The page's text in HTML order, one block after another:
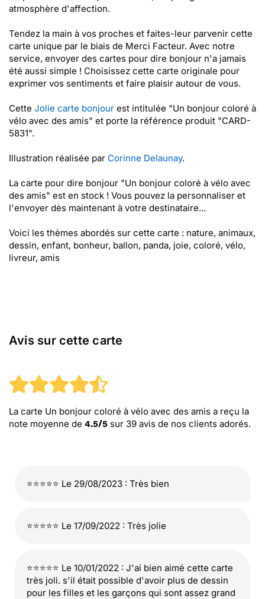
atmosphère d'affection.
Tendez la main à vos proches et faites-leur parvenir cette
carte unique par le biais de Merci Facteur. Avec notre
service, envoyer des cartes pour dire bonjour n'a jamais
été aussi simple ! Choisissez cette carte originale pour
exprimer vos sentiments et faire plaisir autour de vous.
Cette Jolie carte bonjour est intitulée "Un bonjour coloré à
vélo avec des amis" et porte la référence produit "CARD-
5831".
Illustration réalisée par Corinne Delaunay.
La carte pour dire bonjour "Un bonjour coloré à vélo avec
des amis" est en stock ! Vous pouvez la personnaliser et
l'envoyer dès maintenant à votre destinataire...
Voici les thèmes abordés sur cette carte : nature, animaux,
dessin, enfant, bonheur, ballon, panda, joie, coloré, vélo,
livreur, amis
Avis sur cette carte
La carte Un bonjour coloré à vélo avec des amis a reçu la
note moyenne de 4.5/5 sur 39 avis de nos clients adorés.
⭐⭐⭐⭐⭐ Le 29/08/2023 : Très bien
⭐⭐⭐⭐⭐ Le 17/09/2022 : Très jolie
⭐⭐⭐⭐⭐ Le 10/01/2022 : J'ai bien aimé cette carte
très joli. s'il était possible d'avoir plus de dessin
pour les filles et les garçons qui sont assez grand